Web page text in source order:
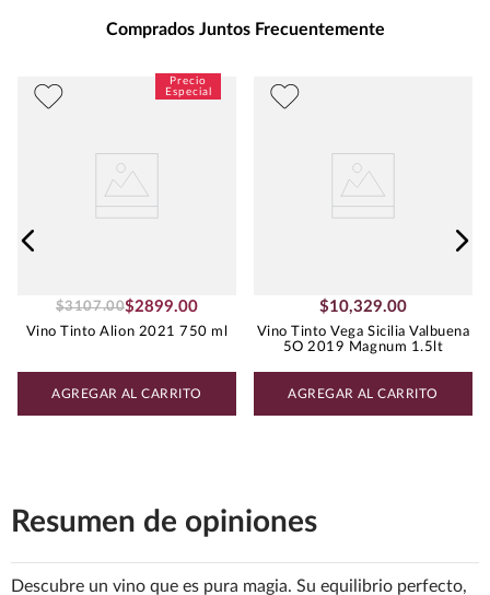
Grados de Alcohol
Uva BLEND DE TINTAS
Comprados Juntos Frecuentemente
$2899.00
$3107.00
Vino Tinto Alion 2021 750 ml
AGREGAR AL CARRITO
$10,329.00
Vino Tinto Vega Sicilia Valbuena
5O 2019 Magnum 1.5lt
AGREGAR AL CARRITO
Resumen de opiniones
Descubre un vino que es pura magia. Su equilibrio perfecto,